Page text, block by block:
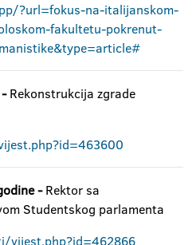
?url=fokus-na-italijanskom-
fakultetu-pokrenut-
-Rekonstrukcija zgrade
-Rektor sa
Studentskog parlamenta